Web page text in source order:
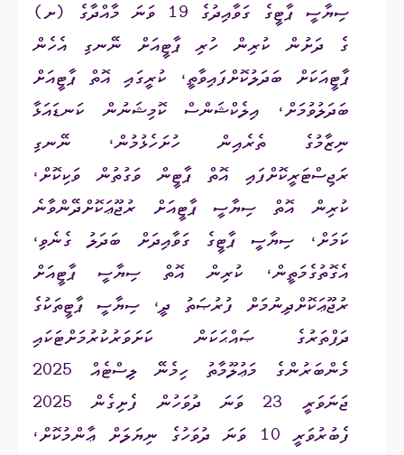
ސިޔާސީ ޕާޓީގެ ގަވާއިދުގެ 19 ވަނަ މާއްދާގެ (ށ)
ގެ ދަށުން ކުރިން ހުރި ޕާޓީއަށް ނޭނގި އެހެން
ޕާޓީއަކަށް ބަދަލުކޮށްފައިވާތީ، ކުރީގައި އޮތް ޕާޓީއަށް
ބަދަލުވުމަށް، އިލެކްޝަންސް ކޮމިޝަނުން ކަނޑައަޅާ
ނިޒާމުގެ ތެރެއިން ހުށަހެޅުމުން، ނޭނގި
ރަޖިސްޓަރީކޮށްފައި އޮތް ޕާޓީން ވަގުތުން ވަކިކޮށް،
ކުރިން އޮތް ސިޔާސީ ޕާޓީއަށް
ރުޖޫޢަކޮށްދޭންވާނެ
ކަމަށް، ސިޔާސީ ޕާޓީގެ ގަވާއިދަށް ބަދަލު ގެނެވި،
އެގޮތުގެމަތީން، ކުރިން އޮތް ސިޔާސީ ޕާޓީއަށް
ރުޖޫޢަކޮށްދިނުމަށް ފުރުޞަތު ދީ، ސިޔާސީ ޕާޓީތަކުގެ
ދަފްތަރުގެ ޞައްޙަކަން ކަށަވަރުކުރުމަށްޓަކައި
މެންބަރުންގެ މަޢުލޫމާތު ހިމެނޭ ލިސްޓެއް 2025
ޖަނަވަރީ 23 ވަނަ ދުވަހުން ފެށިގެން 2025
ފެބުރުވަރީ 10 ވަނަ ދުވަހުގެ ނިޔަލަށް ޢާންމުކޮށް،